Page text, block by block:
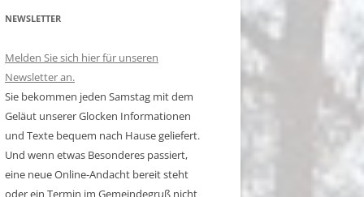
NEWSLETTER
Melden Sie sich hier für unseren
Newsletter an.
Sie bekommen jeden Samstag mit dem
Geläut unserer Glocken Informationen
und Texte bequem nach Hause geliefert.
Und wenn etwas Besonderes passiert,
eine neue Online-Andacht bereit steht
oder ein Termin im Gemeindegruß nicht